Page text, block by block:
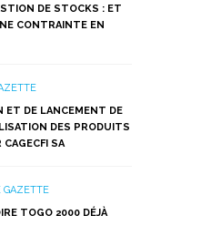
DE STOCKS : ET
CONTRAINTE EN
ET DE LANCEMENT DE
DES PRODUITS
CAGECFI SA
GAZETTE
TOGO 2000 DÉJÀ